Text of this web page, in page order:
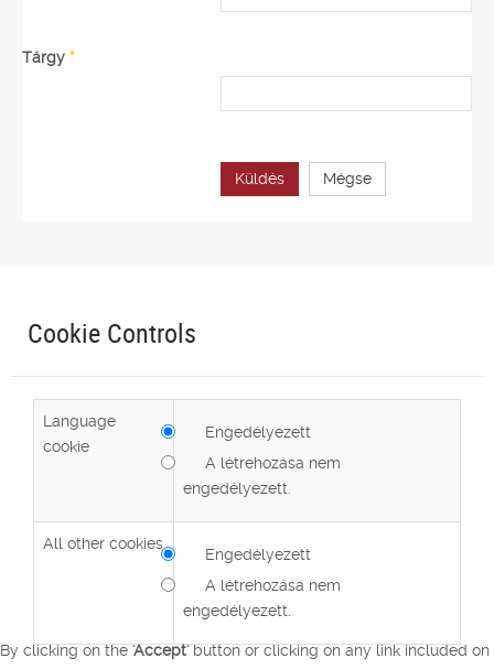
Tárgy *
Küldés Mégse
By clicking on the'Accept'button or clicking on any link included on
Cookie Controls
Language
cookie
Engedélyezett
A létrehozása nem
engedélyezett.
All other cookies
Engedélyezett
A létrehozása nem
engedélyezett.